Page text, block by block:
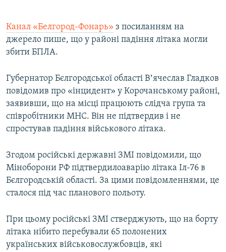
Канал «Белгород-Фонарь» з посиланням на
джерело пише, що у районі падіння літака могли
збити БПЛА.
Губернатор Бєлгородської області Вʼячеслав Гладков
повідомив про «інцидент» у Корочанському районі,
заявивши, що на місці працюють слідча група та
співробітники МНС. Він не підтвердив і не
спростував падіння військового літака.
Згодом російські державні ЗМІ повідомили, що
Міноборони РФ підтвердилоаварію літака Іл-76 в
Бєлгородській області. За цими повідомленнями, це
сталося під час планового польоту.
При цьому російські ЗМІ стверджують, що на борту
літака нібито перебували 65 полонених
українських військовослужбовців, які